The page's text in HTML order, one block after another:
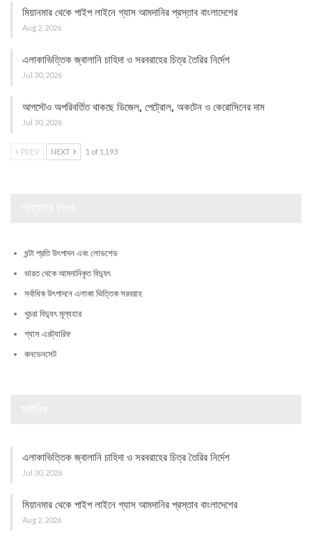
মিয়ানমার থেকে পাইপ লাইনে গ্যাস আমদানির প্রস্তাব বাংলাদেশের
Aug 2, 2026
এলাকাভিত্তিক জ্বালানি চাহিদা ও সরবরাহের চিত্র তৈরির নির্দেশ
Jul 30, 2026
আগস্টেও অপরিবর্তিত থাকছে ডিজেল, পেট্রোল, অকটেন ও কেরোসিনের দাম
Jul 30, 2026
PREV NEXT 1 of 1,193
ঘন্টা প্রতি উৎপাদন এবং লোডশেড
ভারত থেকে আমদানিকৃত বিদ্যুৎ
সর্বাধিক উৎপাদনে এলাকা ভিত্তিক সরবরাহ
খুচরা বিদ্যুৎ মূল্যহার
গ্যাস এরট্যারিফ
কনডেনসেট
এলাকাভিত্তিক জ্বালানি চাহিদা ও সরবরাহের চিত্র তৈরির নির্দেশ
Jul 30, 2026
মিয়ানমার থেকে পাইপ লাইনে গ্যাস আমদানির প্রস্তাব বাংলাদেশের
Aug 2, 2026